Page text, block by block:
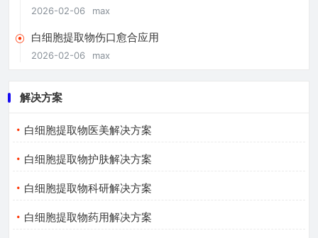
2026-02-06 max
白细胞提取物伤口愈合应用
2026-02-06 max
解决方案
白细胞提取物医美解决方案
白细胞提取物护肤解决方案
白细胞提取物科研解决方案
白细胞提取物药用解决方案